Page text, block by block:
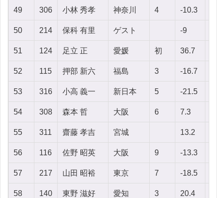
49 306 小林 秀孝 神奈川 4 -10.3
50 214 保科 有里 ゲスト -9
51 124 足立 正 愛媛 初 36.7
52 115 押部 新六 福島 3 -16.7
53 316 小高 義一 新日本 5 -21.5
54 308 森本 哲 大阪 6 7.3
55 311 齋藤 孝吉 宮城 13.2
56 116 佐野 昭英 大阪 9 -13.3
57 217 山田 昭裕 東京 7 -18.5
58 140 東野 滋好 愛知 3 20.4